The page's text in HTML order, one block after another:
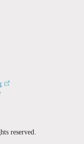
reserved.